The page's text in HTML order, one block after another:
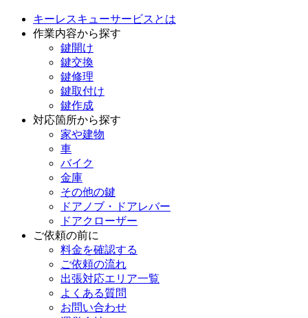
キーレスキューサービスとは
作業内容から探す
鍵開け
鍵交換
鍵修理
鍵取付け
鍵作成
対応箇所から探す
家や建物
車
バイク
金庫
その他の鍵
ドアノブ・ドアレバー
ドアクローザー
ご依頼の前に
料金を確認する
ご依頼の流れ
出張対応エリア一覧
よくある質問
お問い合わせ